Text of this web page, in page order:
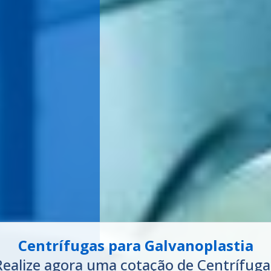
Separadoras Centrífugas
agora uma cotação de